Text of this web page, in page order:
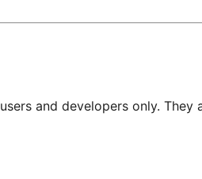
and developers only. They